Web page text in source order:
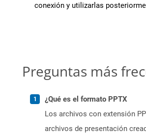
conexión y utilizarlas
Preguntas más
¿Qué es el formato PPTX
Los archivos con extensión
archivos de presentación